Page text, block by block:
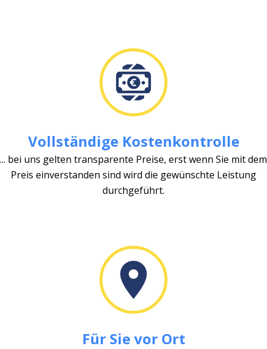
Vollständige Kostenkontrolle
... bei uns gelten transparente Preise, erst wenn Sie mit dem
Preis einverstanden sind wird die gewünschte Leistung
durchgeführt.
Für Sie vor Ort